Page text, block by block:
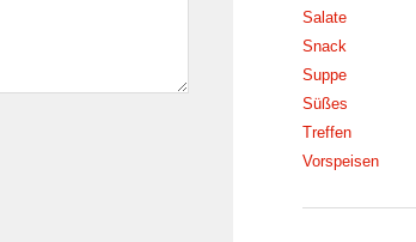
Salate
Snack
Suppe
Süßes
Treffen
Vorspeisen